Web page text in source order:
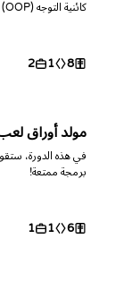
كائنية التوجه (OOP) بلغة البرمجة التي تختارها!
8
1
2
مولد أوراق
في هذه الدورة،
برمجة ممتعة!
6
1
1